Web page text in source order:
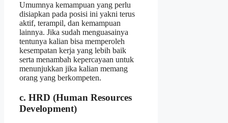
Umumnya kemampuan yang perlu
disiapkan pada posisi ini yakni terus
aktif, terampil, dan kemampuan
lainnya. Jika sudah menguasainya
tentunya kalian bisa memperoleh
kesempatan kerja yang lebih baik
serta menambah kepercayaan untuk
menunjukkan jika kalian memang
orang yang berkompeten.
c. HRD (Human Resources
Development)